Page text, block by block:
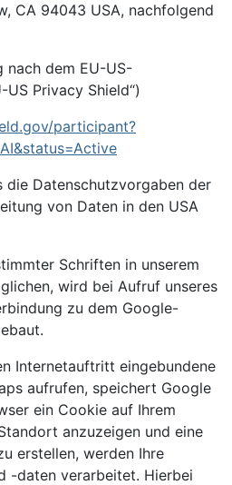
CA 94043 USA, nachfolgend
nach dem EU-US-
Privacy Shield“)
participant?
die Datenschutzvorgaben der
von Daten in den USA
Schriften in unserem
wird bei Aufruf unseres
zu dem Google-
Internetauftritt eingebundene
aufrufen, speichert Google
ein Cookie auf Ihrem
anzuzeigen und eine
erstellen, werden Ihre
-daten verarbeitet. Hierbei